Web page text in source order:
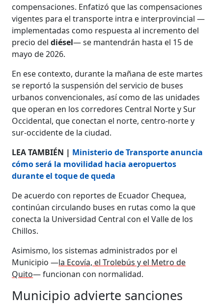
compensaciones. Enfatizó que las compensaciones
vigentes para el transporte intra e interprovincial —
implementadas como respuesta al incremento del
precio deldiésel— se mantendrán hasta el 15 de
mayo de 2026.
En ese contexto, durante la mañana de este martes
se reportó la suspensión del servicio de buses
urbanos convencionales, así como de las unidades
que operan en los corredores Central Norte y Sur
Occidental, que conectan el norte, centro-norte y
sur-occidente de la ciudad.
LEA TAMBIÉN | Ministerio de Transporte anuncia
cómo será la movilidad hacia aeropuertos
durante el toque de queda
De acuerdo con reportes de Ecuador Chequea,
continúan circulando buses en rutas como la que
conecta la Universidad Central con el Valle de los
Chillos.
Asimismo, los sistemas administrados por el
Municipio —la Ecovía, el Trolebús y el Metro de
Quito— funcionan con normalidad.
Municipio advierte sanciones